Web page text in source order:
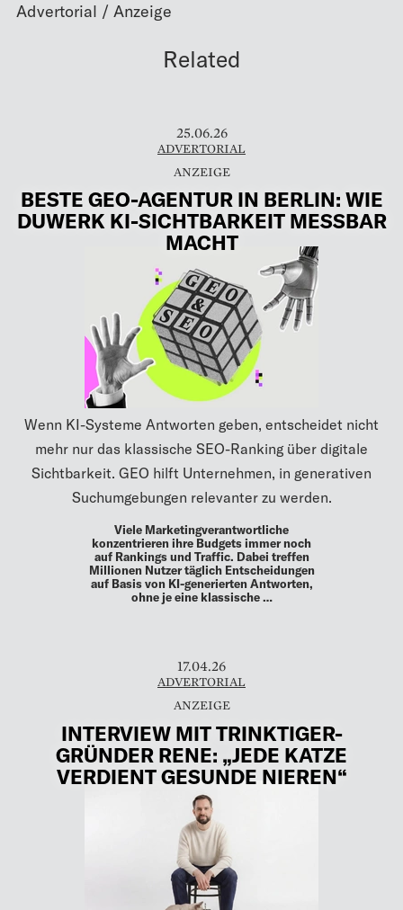
Related
25.06.26
ADVERTORIAL
BESTE GEO-AGENTUR IN BERLIN: WIE
DUWERK KI-SICHTBARKEIT MESSBAR
MACHT
Wenn KI-Systeme Antworten geben, entscheidet nicht
mehr nur das klassische SEO-Ranking über digitale
Sichtbarkeit. GEO hilft Unternehmen, in generativen
Suchumgebungen relevanter zu werden.
Viele Marketingverantwortliche
konzentrieren ihre Budgets immer noch
auf Rankings und Traffic. Dabei treffen
Millionen Nutzer täglich Entscheidungen
auf Basis von KI-generierten Antworten,
ohne je eine klassische …
17.04.26
ADVERTORIAL
INTERVIEW MIT TRINKTIGER-
GRÜNDER RENE: „JEDE KATZE
VERDIENT GESUNDE NIEREN“